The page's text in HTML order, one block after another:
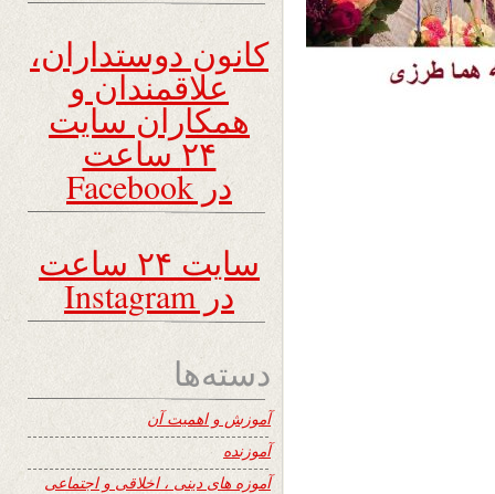
کانون دوستداران،
علاقمندان و
همکاران سایت
۲۴ ساعت
در Facebook
سایت ۲۴ ساعت
در Instagram
دسته‌ها
آموزش و اهمیت آن
آموزنده
آموزه های دینی ، اخلاقی و اجتماعی